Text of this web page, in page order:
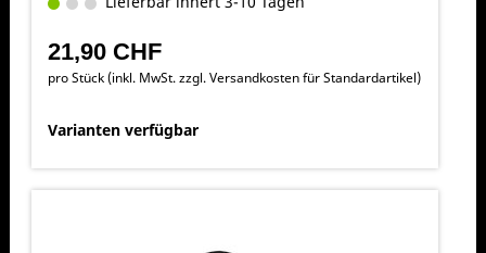
21,90 CHF
pro Stück (inkl. MwSt. zzgl.Versandkosten für Standardartikel)
Varianten verfügbar